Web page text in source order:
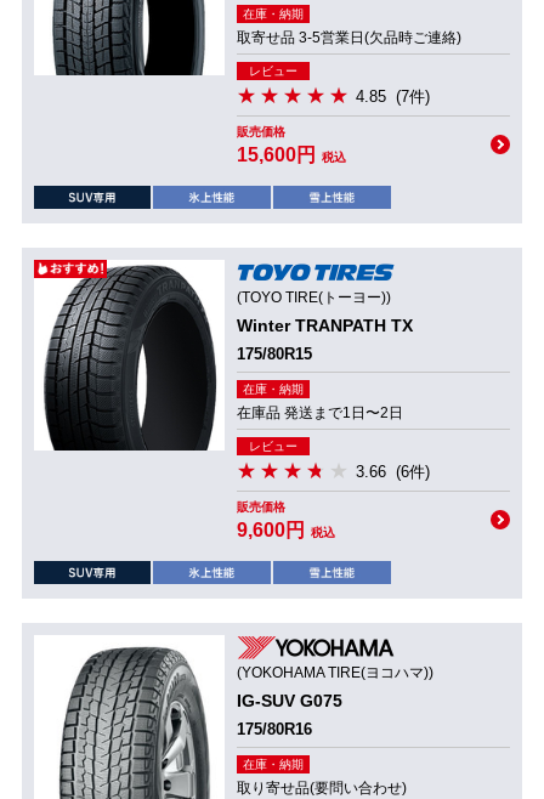
在庫・納期
取寄せ品 3-5営業日(欠品時ご連絡)
レビュー
4.85 (7件)
販売価格
15,600円 税込
(TOYO TIRE(トーヨー))
Winter TRANPATH TX
175/80R15
在庫・納期
在庫品 発送まで1日〜2日
レビュー
3.66 (6件)
販売価格
9,600円 税込
(YOKOHAMA TIRE(ヨコハマ))
IG-SUV G075
175/80R16
在庫・納期
取り寄せ品(要問い合わせ)